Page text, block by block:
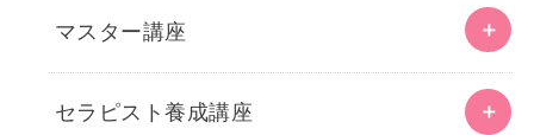
マスター講座
セラピスト養成講座